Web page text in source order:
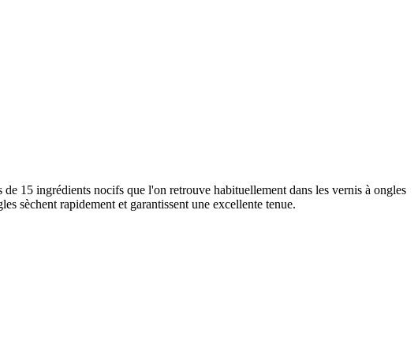
15 ingrédients nocifs que l'on retrouve habituellement dans les vernis à ongles
sèchent rapidement et garantissent une excellente tenue.